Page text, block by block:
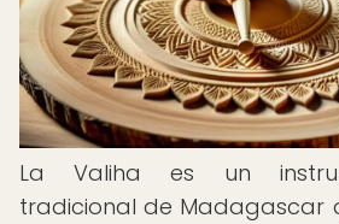
La Valiha es un
tradicional de Madagascar